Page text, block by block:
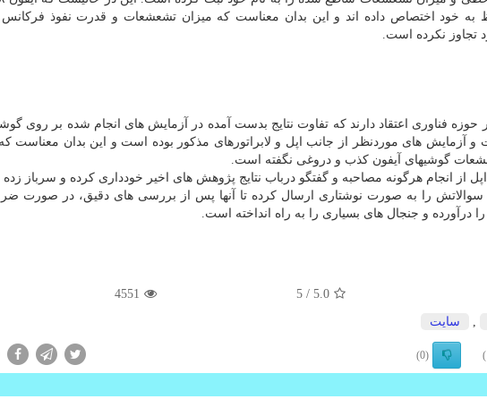
به خود اختصاص داده اند و این بدان معناست كه میزان تشعشعات و قدرت نفوذ
تجاوز نكرده است.
حوزه فناوری اعتقاد دارند كه تفاوت نتایج بدست آمده در آزمایش های انجام شده بر روی
آزمایش های موردنظر از جانب اپل و لابراتورهای مذكور بوده است و این بدان معناست
گوشیهای آیفون كذب و دروغی نگفته است.
انجام هرگونه مصاحبه و گفتگو درباب نتایج پژوهش های اخیر خودداری كرده و سرباز زده
سوالاتش را به صورت نوشتاری ارسال كرده تا آنها پس از بررسی های دقیق، در صورت
درآورده و جنجال های بسیاری را به راه انداخته است.
5.0
/ 5
4551
سایت
(0)